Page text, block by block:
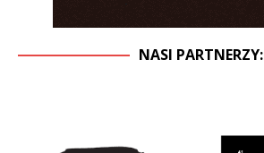
NASI PARTNERZY: